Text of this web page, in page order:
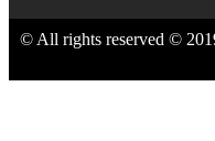
© All rights reserved ©